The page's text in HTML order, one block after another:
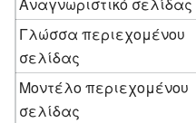
Γλώσσα περιεχομένου
σελίδας
Μοντέλο περιεχομένου
σελίδας